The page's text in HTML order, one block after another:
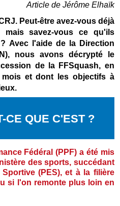
Article de Jérôme Elhaïk
Peut-être avez-vous déjà
mais savez-vous ce qu'ils
Avec l'aide de la Direction
nous avons décrypté le
de la FFSquash, en
et dont les objectifs à
CE QUE C'EST ?
Fédéral (PPF) a été mis
des sports, succédant
(PES), et à la filière
si l'on remonte plus loin en